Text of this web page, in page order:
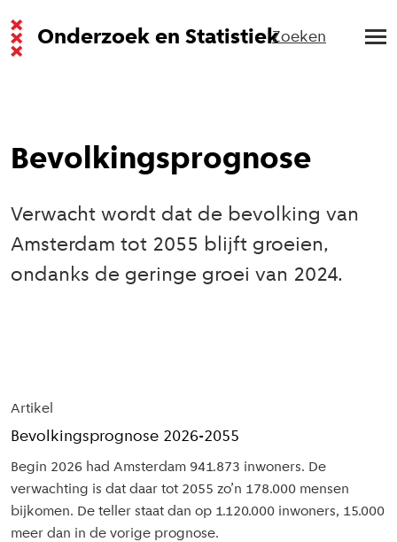
Onderzoek en StatistiekZoeken
Bevolkingsprognose
Verwacht wordt dat de bevolking van
Amsterdam tot 2055 blijft groeien,
ondanks de geringe groei van 2024.
in dit
dossier
Bevolkingsprognose 2026-2055
Artikel
Begin 2026 had Amsterdam 941.873 inwoners. De
verwachting is dat daar tot 2055 zo’n 178.000 mensen
bijkomen. De teller staat dan op 1.120.000 inwoners, 15.000
meer dan in de vorige prognose.